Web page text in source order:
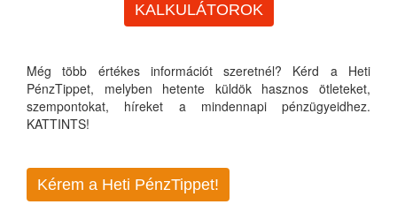
KALKULÁTOROK
Még több értékes információt szeretnél? Kérd a Heti
PénzTippet, melyben hetente küldök hasznos ötleteket,
szempontokat, híreket a mindennapi pénzügyeidhez.
KATTINTS!
Kérem a Heti PénzTippet!